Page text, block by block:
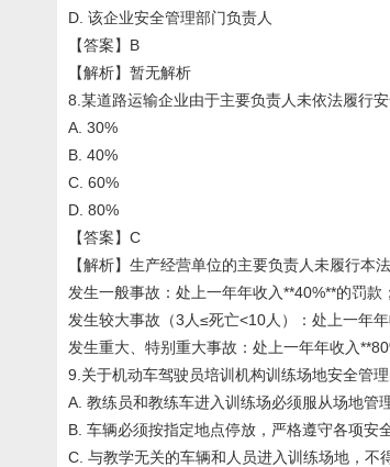
D. 该企业安全管理部门负责人
【答案】B
【解析】暂无解析
8.某道路运输企业由于主要负责人未依法履行
A. 30%
B. 40%
C. 60%
D. 80%
【答案】C
【解析】生产经营单位的主要负责人未履行本
发生一般事故：处上一年年收入**40%**的罚款；
发生较大事故（3人≤死亡<10人）：处上一年年
发生重大、特别重大事故：处上一年年收入
9.关于机动车驾驶员培训机构训练场地安全管理
A. 教练员和教练车进入训练场必须服从场地管
B. 车辆必须按指定地点停放，严格遵守各项安
C. 与教学无关的车辆和人员进入训练场地，不